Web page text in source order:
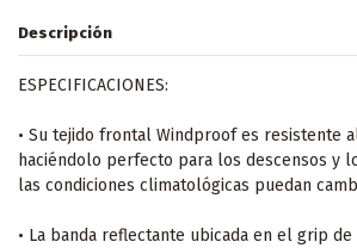
Descripción
ESPECIFICACIONES:
• Su tejido frontal Windproof es resistente
haciéndolo perfecto para los descensos y
las condiciones climatológicas puedan
• La banda reflectante ubicada en el grip